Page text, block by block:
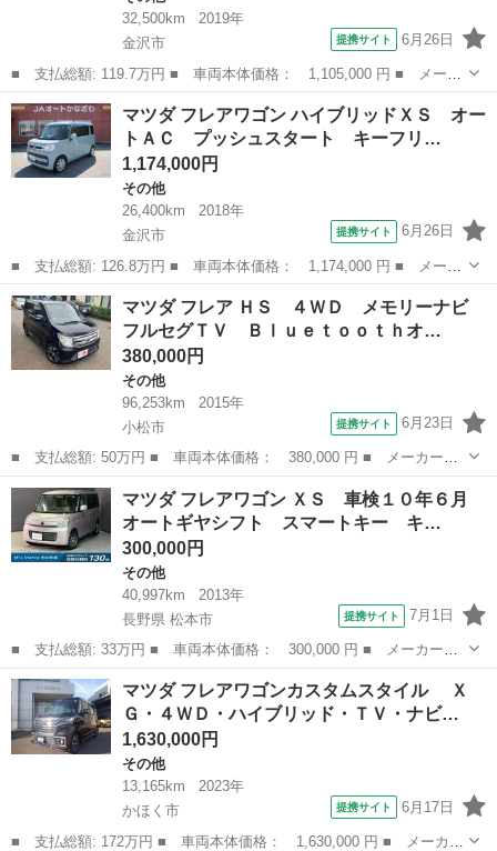
32,500km
2019年
金沢市
提携サイト 6月26日
■ 支払総額: 119.7万円 ■ 車両本体価格： 1,105,000 円 ■ メーカ
ー名： マツダ ■ 車種名： フレア ■ グレード名： ハイブリッ
ドＸＳ ＬＥＤヘッドライト ナビ ＴＶ（フルセグ） Ｂｌｕｅｔ
ｏｏｔｈ...
石川 金沢市 その他
マツダ フレアワゴン ハイブリッドＸＳ オー
トＡＣ プッシュスタート キーフリ…
1,174,000円
その他
26,400km
2018年
金沢市
提携サイト 6月26日
■ 支払総額: 126.8万円 ■ 車両本体価格： 1,174,000 円 ■ メーカ
ー名： マツダ ■ 車種名： フレアワゴン ■ グレード名： ハイ
ブリッドＸＳ オートＡＣ プッシュスタート キーフリーシステ
ム ナビ ...
石川 金沢市 その他
マツダ フレア ＨＳ ４ＷＤ メモリーナビ
フルセグＴＶ Ｂｌｕｅｔｏｏｔｈオ…
380,000円
その他
96,253km
2015年
小松市
提携サイト 6月23日
■ 支払総額: 50万円 ■ 車両本体価格： 380,000 円 ■ メーカー
名： マツダ ■ 車種名： フレア ■ グレード名： ＨＳ ４Ｗ
Ｄ メモリーナビ フルセグＴＶ Ｂｌｕｅｔｏｏｔｈオーディオ
ＥＴＣ 衝突被害軽...
石川 小松市 その他
マツダ フレアワゴン ＸＳ 車検１０年６月
オートギヤシフト スマートキー キ…
300,000円
その他
40,997km
2013年
長野県 松本市
提携サイト 7月1日
■ 支払総額: 33万円 ■ 車両本体価格： 300,000 円 ■ メーカー
名： マツダ ■ 車種名： フレアワゴン ■ グレード名： ＸＳ
車検１０年６月 オートギヤシフト スマートキー キー２個 ナ
ビ 左電動スライド...
長野 松本市 その他
マツダ フレアワゴンカスタムスタイル Ｘ
Ｇ・４ＷＤ・ハイブリッド・ＴＶ・ナビ…
1,630,000円
その他
13,165km
2023年
かほく市
提携サイト 6月17日
■ 支払総額: 172万円 ■ 車両本体価格： 1,630,000 円 ■ メーカー